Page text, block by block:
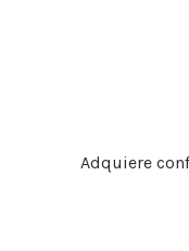
Adquiere